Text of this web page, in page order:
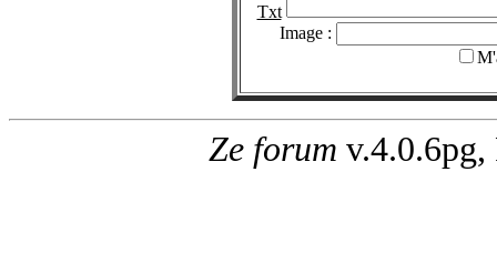
Txt
Image :
Ze forum